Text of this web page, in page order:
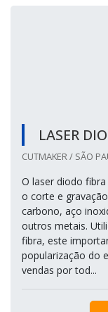
LASER
CUTMAKER / SÃO
O laser diodo
o corte e
carbono, aço
outros metais.
fibra, este
popularização do
vendas por tod...